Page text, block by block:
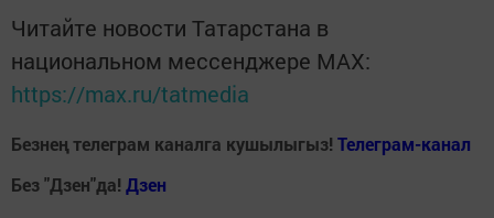
Читайте новости Татарстана в
национальном мессенджере MАХ:
https://max.ru/tatmedia
Безнең телеграм каналга кушылыгыз! Телеграм-канал
Без "Дзен"да! Дзен